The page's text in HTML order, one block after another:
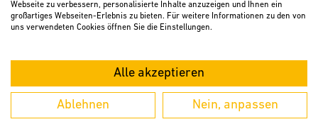
Anfahrt
Webseite zu verbessern, personalisierte Inhalte anzuzeigen und Ihnen ein
großartiges Webseiten-Erlebnis zu bieten. Für weitere Informationen zu den von
uns verwendeten Cookies öffnen Sie die Einstellungen.
Alle akzeptieren
Ablehnen Nein, anpassen